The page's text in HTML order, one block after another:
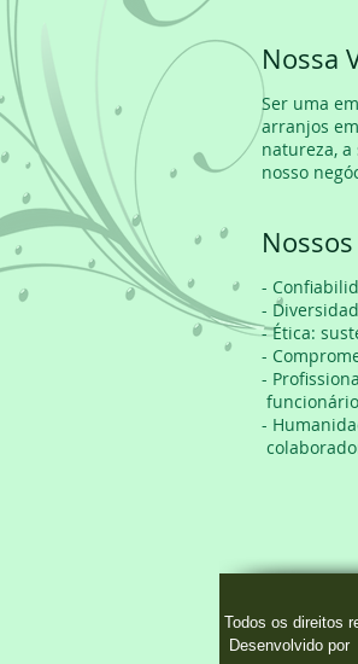
Nossa
Ser uma
arranjos
natureza,
nosso
-
-
- Ética:
-
-
-
Desenvolvido por